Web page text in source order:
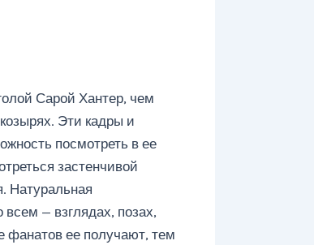
Сарой Хантер, чем
Эти кадры и
посмотреть в ее
застенчивой
Натуральная
всем — взглядах, позах,
ее получают, тем